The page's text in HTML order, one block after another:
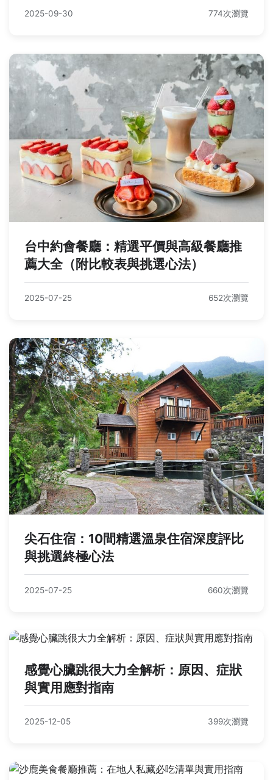
2025-09-30 774次瀏覽
台中約會餐廳：精選平價與高級餐廳推
薦大全（附比較表與挑選心法）
2025-07-25 652次瀏覽
尖石住宿：10間精選溫泉住宿深度評比
與挑選終極心法
2025-07-25 660次瀏覽
感覺心臟跳很大力全解析：原因、症狀
與實用應對指南
2025-12-05 399次瀏覽